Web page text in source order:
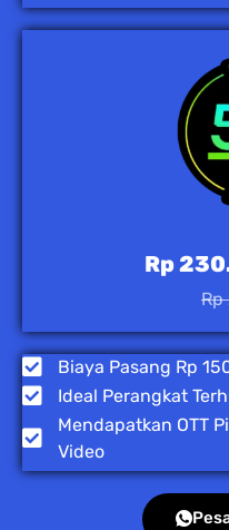
Rp
Rp
Biaya Pasang Rp
Ideal Perangkat
Mendapatkan OTT
Video